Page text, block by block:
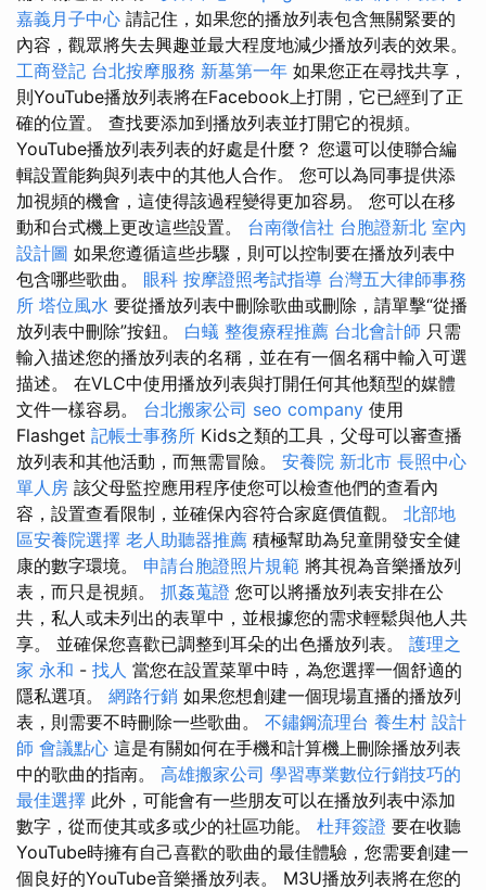
嘉義月子中心 請記住，如果您的播放列表包含無關緊要的
內容，觀眾將失去興趣並最大程度地減少播放列表的效果。
工商登記 台北按摩服務 新墓第一年 如果您正在尋找共享，
則YouTube播放列表將在Facebook上打開，它已經到了正
確的位置。 查找要添加到播放列表並打開它的視頻。
YouTube播放列表列表的好處是什麼？ 您還可以使聯合編
輯設置能夠與列表中的其他人合作。 您可以為同事提供添
加視頻的機會，這使得該過程變得更加容易。 您可以在移
動和台式機上更改這些設置。 台南徵信社 台胞證新北 室內
設計圖 如果您遵循這些步驟，則可以控制要在播放列表中
包含哪些歌曲。 眼科 按摩證照考試指導 台灣五大律師事務
所 塔位風水 要從播放列表中刪除歌曲或刪除，請單擊“從播
放列表中刪除”按鈕。 白蟻 整復療程推薦 台北會計師 只需
輸入描述您的播放列表的名稱，並在有一個名稱中輸入可選
描述。 在VLC中使用播放列表與打開任何其他類型的媒體
文件一樣容易。 台北搬家公司 seo company 使用
Flashget 記帳士事務所 Kids之類的工具，父母可以審查播
放列表和其他活動，而無需冒險。 安養院 新北市 長照中心
單人房 該父母監控應用程序使您可以檢查他們的查看內
容，設置查看限制，並確保內容符合家庭價值觀。 北部地
區安養院選擇 老人助聽器推薦 積極幫助為兒童開發安全健
康的數字環境。 申請台胞證照片規範 將其視為音樂播放列
表，而只是視頻。 抓姦蒐證 您可以將播放列表安排在公
共，私人或未列出的表單中，並根據您的需求輕鬆與他人共
享。 並確保您喜歡已調整到耳朵的出色播放列表。 護理之
家 永和 - 找人 當您在設置菜單中時，為您選擇一個舒適的
隱私選項。 網路行銷 如果您想創建一個現場直播的播放列
表，則需要不時刪除一些歌曲。 不鏽鋼流理台 養生村 設計
師 會議點心 這是有關如何在手機和計算機上刪除播放列表
中的歌曲的指南。 高雄搬家公司 學習專業數位行銷技巧的
最佳選擇 此外，可能會有一些朋友可以在播放列表中添加
數字，從而使其或多或少的社區功能。 杜拜簽證 要在收聽
YouTube時擁有自己喜歡的歌曲的最佳體驗，您需要創建一
個良好的YouTube音樂播放列表。 M3U播放列表將在您的